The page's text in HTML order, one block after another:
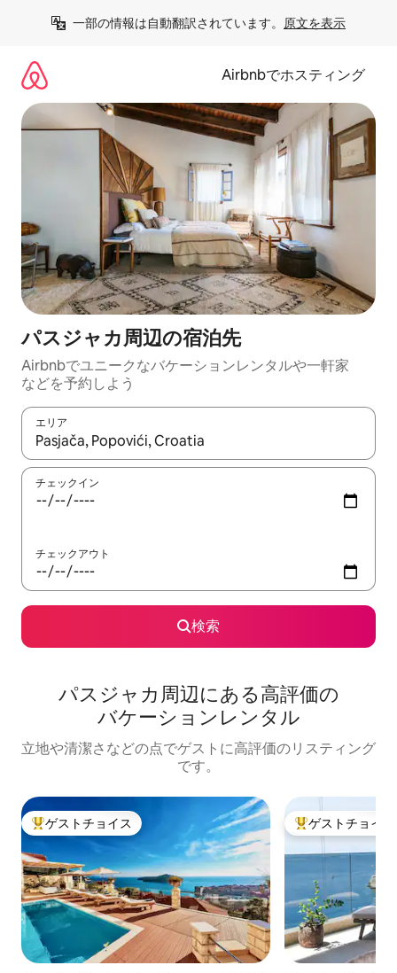
一部の情報は自動翻訳されています。 原文を表示
Airbnbでホスティング
パスジャカ⁠周⁠辺⁠の宿⁠泊⁠先
Airbnbでユニークなバ⁠ケ⁠ー⁠シ⁠ョ⁠ンレ⁠ン⁠タ⁠ルや一⁠軒⁠家
な⁠ど⁠を予⁠約⁠し⁠よ⁠う
エリア
検索結果が表示されたら、上下の矢印キーを使って移動するか
チェックイン
チェックアウト
検索
パスジャカ⁠周⁠辺⁠に⁠あ⁠る高⁠評⁠価⁠の
バ⁠ケ⁠ー⁠シ⁠ョ⁠ン⁠レ⁠ン⁠タ⁠ル
立地や清潔さなどの点でゲストに高評価のリスティング
です。
大好評のゲストチョイスです。
ゲストチョイス 大好評のゲスト
ゲストチョイス